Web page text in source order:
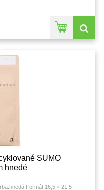
SUMO
hnedé
× 21,5